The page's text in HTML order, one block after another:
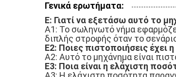
Γενικά ερωτήματα:
Ε: Γιατί να εξετάσω αυτό το
Α1: Το σωληνωτό νήμα
διπλής στροφής όταν το
Ε2: Ποιες πιστοποιήσεις
Α2: Αυτό το μηχάνημα είναι
Ε3: Ποια είναι η ελάχιστη